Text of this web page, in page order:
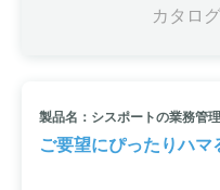
カタロ
製品名：シスポートの業務管
ご要望にぴったりハ